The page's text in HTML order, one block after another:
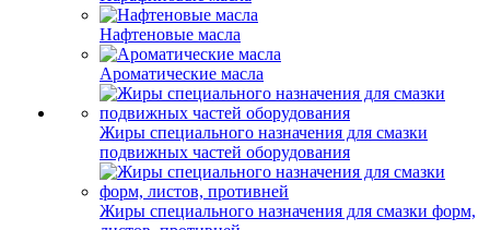
Нафтеновые масла
Ароматические масла
Жиры специального назначения для смазки
подвижных частей оборудования
Жиры специального назначения для смазки форм,